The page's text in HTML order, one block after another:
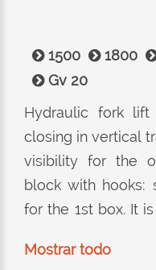
1500 1800
Gv 20
Hydraulic fork
closing in vertical
visibility for the
block with hooks:
for the 1st box. It
the work
Mostrar todo